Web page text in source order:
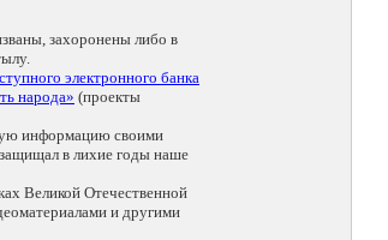
захоронены либо в
электронного банка
народа» (проекты
информацию своими
в лихие годы наше
Великой Отечественной
и другими